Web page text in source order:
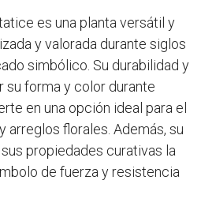
es una planta versátil y
y valorada durante siglos
simbólico. Su durabilidad y
su forma y color durante
en una opción ideal para el
arreglos florales. Además, su
propiedades curativas la
de fuerza y resistencia